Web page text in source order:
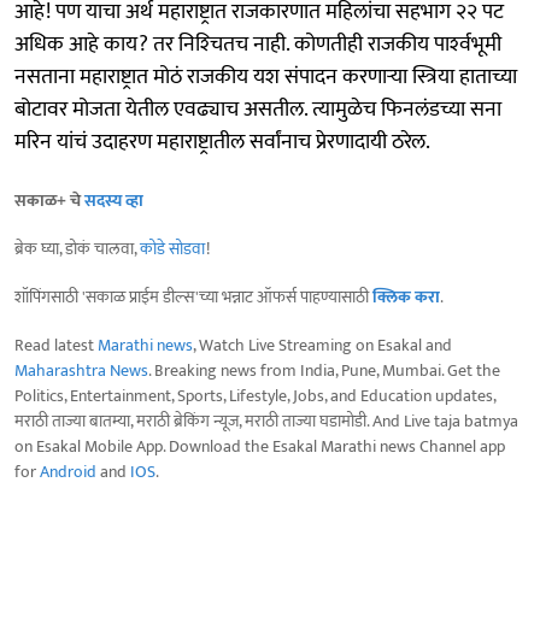
आहे! पण याचा अर्थ महाराष्ट्रात राजकारणात महिलांचा सहभाग २२ पट
अधिक आहे काय? तर निश्‍चितच नाही. कोणतीही राजकीय पार्श्‍वभूमी
नसताना महाराष्ट्रात मोठं राजकीय यश संपादन करणाऱ्या स्त्रिया हाताच्या
बोटावर मोजता येतील एवढ्याच असतील. त्यामुळेच फिनलंडच्या सना
मरिन यांचं उदाहरण महाराष्ट्रातील सर्वांनाच प्रेरणादायी ठरेल.
सकाळ+ चेसदस्य व्हा
ब्रेक घ्या, डोकं चालवा,कोडे सोडवा!
शॉपिंगसाठी 'सकाळ प्राईम डील्स'च्या भन्नाट ऑफर्स पाहण्यासाठीक्लिक करा.
Read latestMarathi news, Watch Live Streaming on Esakal and
Maharashtra News. Breaking news from India, Pune, Mumbai. Get the
Politics, Entertainment, Sports, Lifestyle, Jobs, and Education updates,
मराठी ताज्या बातम्या, मराठी ब्रेकिंग न्यूज, मराठी ताज्या घडामोडी. And Live taja batmya
on Esakal Mobile App. Download the Esakal Marathi news Channel app
forAndroidand IOS.